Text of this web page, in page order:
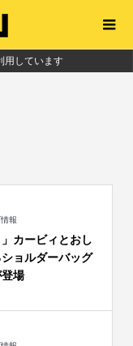
用しています
報
」カービィとおし
ョルダーバッグ
場